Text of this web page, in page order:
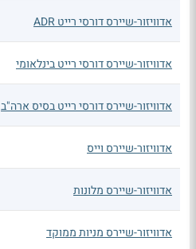
אדוויזור-שיירס דורסי רייט ADR
אדוויזור-שיירס דורסי רייט בינלאומי
אדוויזור-שיירס דורסי רייט בסיס ארה"ב
אדוויזור-שיירס וייס
אדוויזור-שיירס מלונות
אדוויזור-שיירס מניות ממוקד